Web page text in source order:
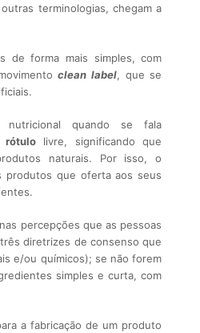
terminologias, chegam a
de forma mais simples, com
clean label, que se
quando se fala
rótulolivre, significando que
naturais. Por isso, o
que oferta aos seus
percepções que as pessoas
diretrizes de consenso que
e/ou químicos); se não forem
simples e curta, com
a fabricação de um produto